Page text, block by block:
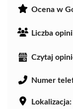
Ocena w
Liczba
Czytaj
Numer
Lokalizacja: